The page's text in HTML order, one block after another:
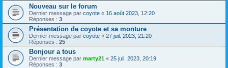
Nouveau sur le forum
Dernier message par coyote « 16 août 2023, 12:20
Réponses : 3
Présentation de coyote et sa monture
Dernier message par coyote « 27 juil. 2023, 21:20
Réponses : 25
Bonjour a tous
Dernier message par marty21 « 25 juil. 2023, 20:19
Réponses : 3